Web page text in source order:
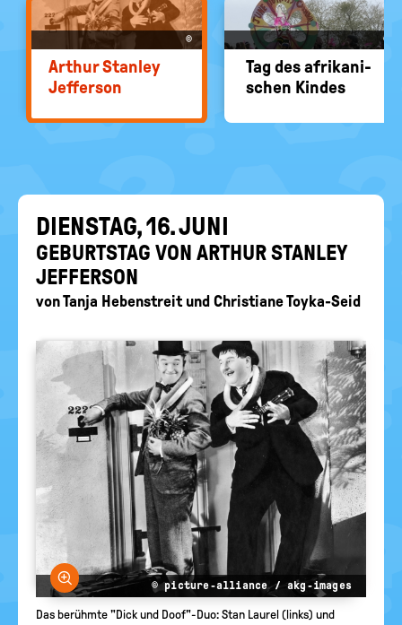
politische
Bildung
EIN-
/
©
Ar­thur Stan­ley
Jef­fer­son
©
Tag des afri­ka­ni­
schen Kin­des
DIENS­TAG, 16. JUNI
GE­BURTS­TAG VON AR­THUR STAN­LEY
JEF­FER­SON
vonTanja Hebenstreitund Christiane Toyka-Seid
Bild vergrößern
© picture-alliance / akg-images
Das berühmte "Dick und Doof"-Duo: Stan Laurel (links) und